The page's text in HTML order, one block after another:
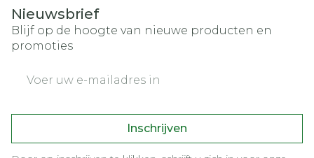
Nieuwsbrief
Blijf op de hoogte van nieuwe producten en
promoties
Inschrijven